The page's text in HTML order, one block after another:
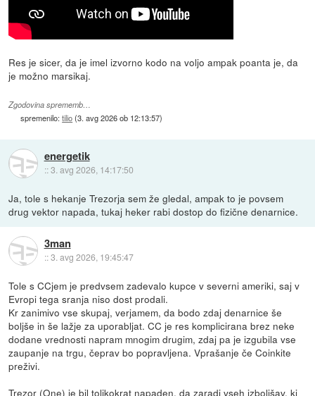
Res je sicer, da je imel izvorno kodo na voljo ampak poanta je, da
je možno marsikaj.
Zgodovina sprememb…
spremenilo:tilio(3. avg 2026 ob 12:13:57)
energetik
::3. avg 2026, 14:17:50
Ja, tole s hekanje Trezorja sem že gledal, ampak to je povsem
drug vektor napada, tukaj heker rabi dostop do fizične denarnice.
3man
::3. avg 2026, 19:45:47
Tole s CCjem je predvsem zadevalo kupce v severni ameriki, saj v
Evropi tega sranja niso dost prodali.
Kr zanimivo vse skupaj, verjamem, da bodo zdaj denarnice še
boljše in še lažje za uporabljat. CC je res komplicirana brez neke
dodane vrednosti napram mnogim drugim, zdaj pa je izgubila vse
zaupanje na trgu, čeprav bo popravljena. Vprašanje če Coinkite
preživi.
Trezor (One) je bil tolikokrat napaden, da zaradi vseh izboljšav, ki